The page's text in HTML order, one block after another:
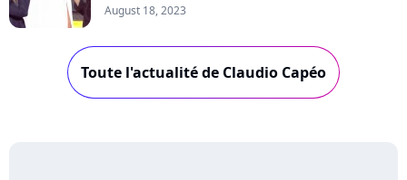
August 18, 2023
Toute l'actualité de Claudio Capéo